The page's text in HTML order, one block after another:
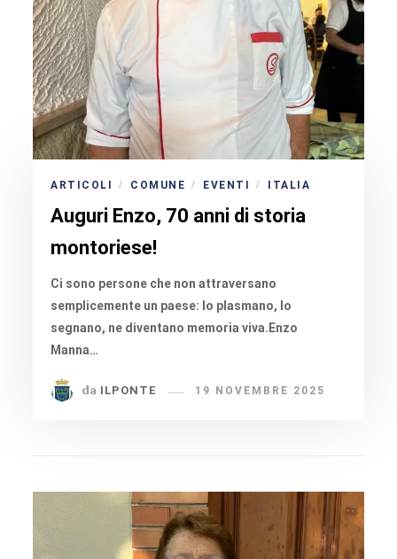
ARTICOLI / COMUNE / EVENTI / ITALIA
Auguri Enzo, 70 anni di storia
montoriese!
Ci sono persone che non attraversano
semplicemente un paese: lo plasmano, lo
segnano, ne diventano memoria viva.Enzo
Manna…
da ILPONTE 19 NOVEMBRE 2025